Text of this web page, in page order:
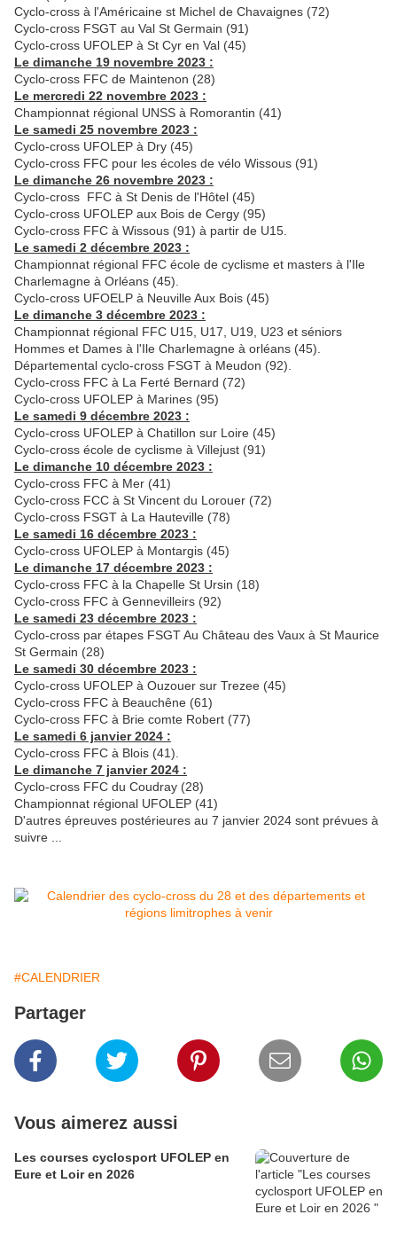
Cyclo-cross à l'Américaine st Michel de Chavaignes (72)
Cyclo-cross FSGT au Val St Germain (91)
Cyclo-cross UFOLEP à St Cyr en Val (45)
Le dimanche 19 novembre 2023 :
Cyclo-cross FFC de Maintenon (28)
Le mercredi 22 novembre 2023 :
Championnat régional UNSS à Romorantin (41)
Le samedi 25 novembre 2023 :
Cyclo-cross UFOLEP à Dry (45)
Cyclo-cross FFC pour les écoles de vélo Wissous (91)
Le dimanche 26 novembre 2023 :
Cyclo-cross FFC à St Denis de l'Hôtel (45)
Cyclo-cross UFOLEP aux Bois de Cergy (95)
Cyclo-cross FFC à Wissous (91) à partir de U15.
Le samedi 2 décembre 2023 :
Championnat régional FFC école de cyclisme et masters à l'Ile
Charlemagne à Orléans (45).
Cyclo-cross UFOELP à Neuville Aux Bois (45)
Le dimanche 3 décembre 2023 :
Championnat régional FFC U15, U17, U19, U23 et séniors
Hommes et Dames à l'Ile Charlemagne à orléans (45).
Départemental cyclo-cross FSGT à Meudon (92).
Cyclo-cross FFC à La Ferté Bernard (72)
Cyclo-cross UFOLEP à Marines (95)
Le samedi 9 décembre 2023 :
Cyclo-cross UFOLEP à Chatillon sur Loire (45)
Cyclo-cross école de cyclisme à Villejust (91)
Le dimanche 10 décembre 2023 :
Cyclo-cross FFC à Mer (41)
Cyclo-cross FCC à St Vincent du Lorouer (72)
Cyclo-cross FSGT à La Hauteville (78)
Le samedi 16 décembre 2023 :
Cyclo-cross UFOLEP à Montargis (45)
Le dimanche 17 décembre 2023 :
Cyclo-cross FFC à la Chapelle St Ursin (18)
Cyclo-cross FFC à Gennevilleirs (92)
Le samedi 23 décembre 2023 :
Cyclo-cross par étapes FSGT Au Château des Vaux à St Maurice
St Germain (28)
Le samedi 30 décembre 2023 :
Cyclo-cross UFOLEP à Ouzouer sur Trezee (45)
Cyclo-cross FFC à Beauchêne (61)
Cyclo-cross FFC à Brie comte Robert (77)
Le samedi 6 janvier 2024 :
Cyclo-cross FFC à Blois (41).
Le dimanche 7 janvier 2024 :
Cyclo-cross FFC du Coudray (28)
Championnat régional UFOLEP (41)
D'autres épreuves postérieures au 7 janvier 2024 sont prévues à
suivre ...
#CALENDRIER
Partager
Vous aimerez aussi
Les courses cyclosport UFOLEP en
Eure et Loir en 2026